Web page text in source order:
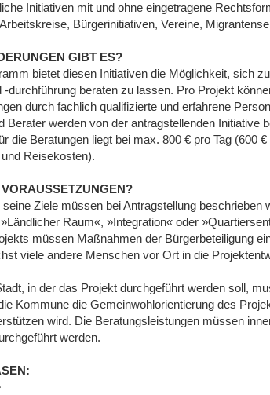
Initiativen mit und ohne eingetragene
Bürgerinitiativen, Vereine,
GIBT ES?
bietet diesen Initiativen die Möglichkeit, sich
-durchführung beraten zu lassen. Pro Projekt
durch fachlich qualifizierte und erfahrene
Berater werden von der antragstellenden Initiative
die Beratungen liegt bei max. 800 € pro Tag (600
Reisekosten).
Ziele müssen bei Antragstellung beschrieben
Raum«, »Integration« oder
müssen Maßnahmen der Bürgerbeteiligung
viele andere Menschen vor Ort in die
in der das Projekt durchgeführt werden soll,
Kommune die Gemeinwohlorientierung des
wird. Die Beratungsleistungen müssen
werden.